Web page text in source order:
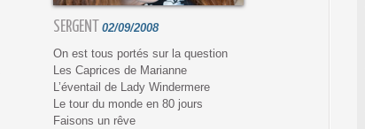
SERGENT 02/09/2008
On est tous portés sur la question
Les Caprices de Marianne
L’éventail de Lady Windermere
Le tour du monde en 80 jours
Faisons un rêve